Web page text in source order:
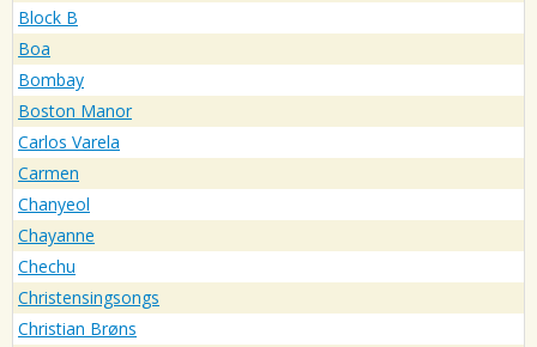
Block B
Boa
Bombay
Boston Manor
Carlos Varela
Carmen
Chanyeol
Chayanne
Chechu
Christensingsongs
Christian Brøns